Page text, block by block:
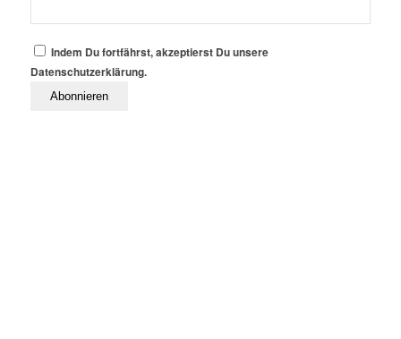
Indem Du fortfährst, akzeptierst Du unsere
Datenschutzerklärung.